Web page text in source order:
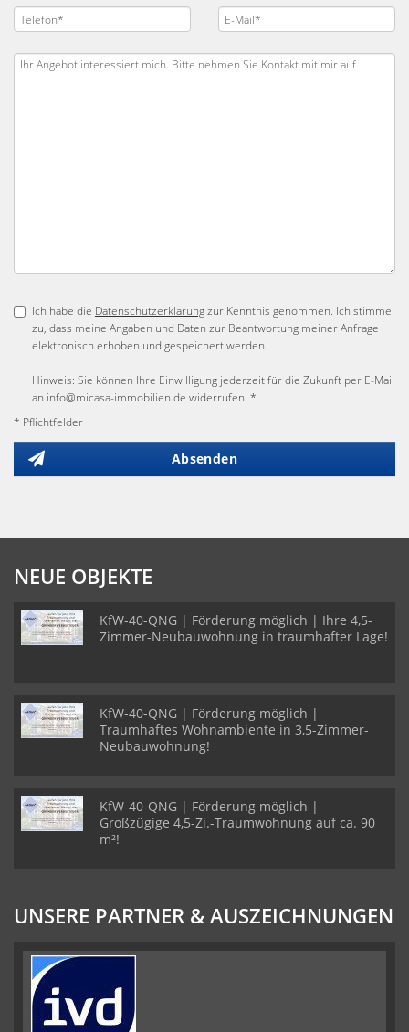
Ich habe die Datenschutzerklärungzur Kenntnis genommen. Ich stimme
zu, dass meine Angaben und Daten zur Beantwortung meiner Anfrage
elektronisch erhoben und gespeichert werden.
Hinweis: Sie können Ihre Einwilligung jederzeit für die Zukunft per E-Mail
an info@micasa-immobilien.de widerrufen. *
* Pflichtfelder
Absenden
NEUE OBJEKTE
KfW-40-QNG | Förderung möglich | Ihre 4,5-
Zimmer-Neubauwohnung in traumhafter Lage!
KfW-40-QNG | Förderung möglich |
Traumhaftes Wohnambiente in 3,5-Zimmer-
Neubauwohnung!
KfW-40-QNG | Förderung möglich |
Großzügige 4,5-Zi.-Traumwohnung auf ca. 90
m²!
UNSERE PARTNER & AUSZEICHNUNGEN